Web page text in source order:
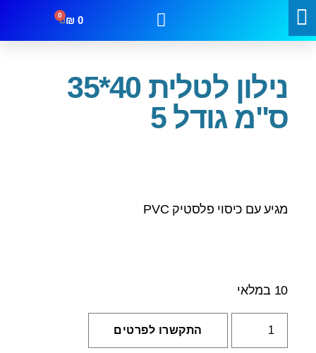
0
₪
0
תיקים לטלית ותפילין
נילון לטלית 40*35
ס"מ גודל 5
מגיע עם כיסוי פלסטיק PVC
10 במלאי
התקשרו לפרטים